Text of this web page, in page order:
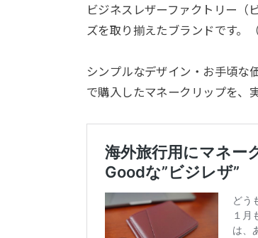
ビジネスレザーファクトリー（
ズを取り揃えたブランドです。
シンプルなデザイン・お手頃な
で購入したマネークリップを、